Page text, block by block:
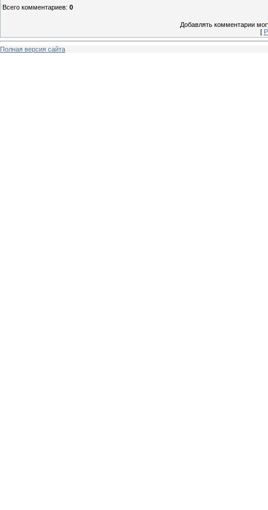
Всего комментариев: 0
Добавлять комментарии
[
Полная версия сайта